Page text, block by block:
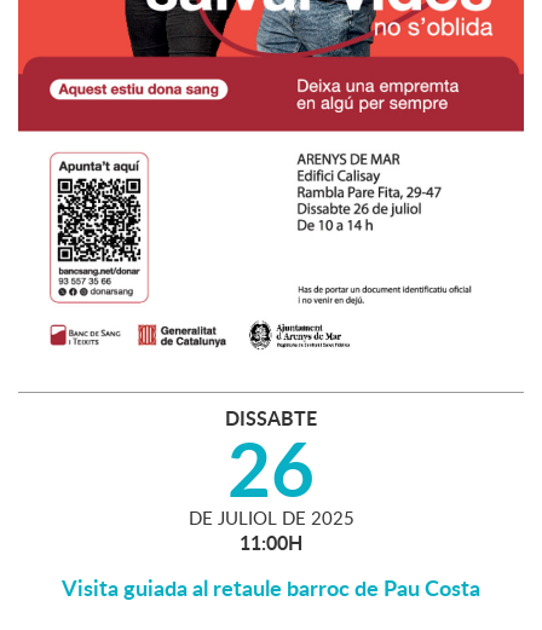
DISSABTE
26
DE JULIOL DE 2025
11:00H
Visita guiada al retaule barroc de Pau Costa